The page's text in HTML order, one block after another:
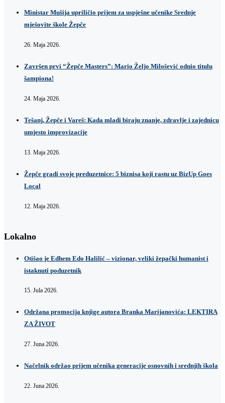
Ministar Mušija upriličio prijem za uspješne učenike Srednje
mješovite škole Žepče
26. Maja 2026.
Završen prvi “Žepče Masters”: Mario Željo Milošević odnio titulu
šampiona!
24. Maja 2026.
Tešanj, Žepče i Vareš: Kada mladi biraju znanje, zdravlje i zajednicu
umjesto improvizacije
13. Maja 2026.
Žepče gradi svoje preduzetnice: 5 biznisa koji rastu uz BizUp Goes
Local
12. Maja 2026.
Lokalno
Otišao je Edhem Edo Halilić – vizionar, veliki žepački humanist i
istaknuti poduzetnik
15. Jula 2026.
Održana promocija knjige autora Branka Marijanovića: LEKTIRA
ZA ŽIVOT
27. Juna 2026.
Načelnik održao prijem učenika generacije osnovnih i srednjih škola
22. Juna 2026.